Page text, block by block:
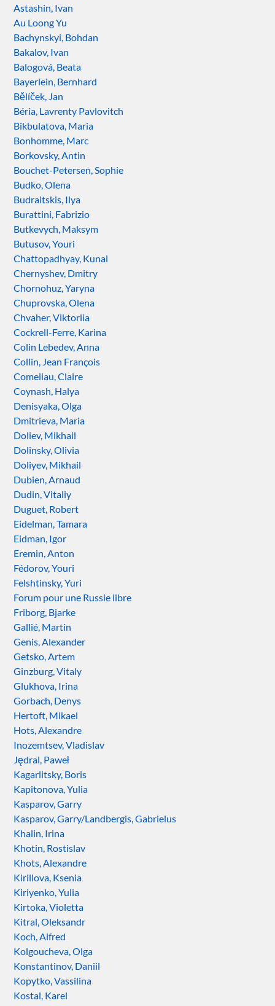
Astashin, Ivan
Au Loong Yu
Bachynskyi, Bohdan
Bakalov, Ivan
Balogová, Beata
Bayerlein, Bernhard
Bělíček, Jan
Béria, Lavrenty Pavlovitch
Bikbulatova, Maria
Bonhomme, Marc
Borkovsky, Antin
Bouchet-Petersen, Sophie
Budko, Olena
Budraitskis, Ilya
Burattini, Fabrizio
Butkevych, Maksym
Butusov, Youri
Chattopadhyay, Kunal
Chernyshev, Dmitry
Chornohuz, Yaryna
Chuprovska, Olena
Chvaher, Viktoriia
Cockrell-Ferre, Karina
Colin Lebedev, Anna
Collin, Jean François
Comeliau, Claire
Coynash, Halya
Denisyaka, Olga
Dmitrieva, Maria
Doliev, Mikhail
Dolinsky, Olivia
Doliyev, Mikhail
Dubien, Arnaud
Dudin, Vitaliy
Duguet, Robert
Eidelman, Tamara
Eidman, Igor
Eremin, Anton
Fédorov, Youri
Felshtinsky, Yuri
Forum pour une Russie libre
Friborg, Bjarke
Gallié, Martin
Genis, Alexander
Getsko, Artem
Ginzburg, Vitaly
Glukhova, Irina
Gorbach, Denys
Hertoft, Mikael
Hots, Alexandre
Inozemtsev, Vladislav
Jędral, Paweł
Kagarlitsky, Boris
Kapitonova, Yulia
Kasparov, Garry
Kasparov, Garry/Landbergis, Gabrielus
Khalin, Irina
Khotin, Rostislav
Khots, Alexandre
Kirillova, Ksenia
Kiriyenko, Yulia
Kirtoka, Violetta
Kitral, Oleksandr
Koch, Alfred
Kolgoucheva, Olga
Konstantinov, Daniil
Kopytko, Vassilina
Kostal, Karel